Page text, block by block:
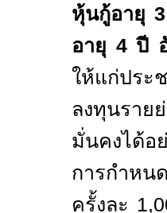
หุ้นกู้อายุ
อายุ 4ปี
ให้แก่ประ
ลงทุนราย
มั่นคงได้อ
การกำหน
ครั้งละ